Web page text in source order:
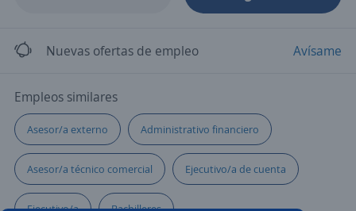
Nuevas ofertas de empleo Avísame
Empleos similares
Asesor/a externo Administrativo financiero
Asesor/a técnico comercial Ejecutivo/a de cuenta